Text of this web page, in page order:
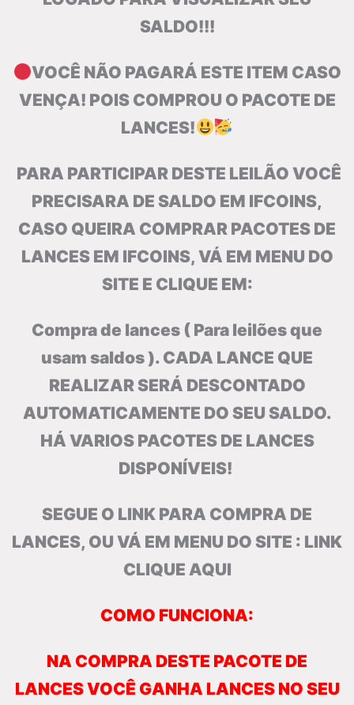
SALDO!!!
VOCÊ NÃO PAGARÁ ESTE ITEM CASO
VENÇA! POIS COMPROU O PACOTE DE
LANCES!
PARA PARTICIPAR DESTE LEILÃO VOCÊ
PRECISARA DE SALDO EM IFCOINS,
CASO QUEIRA COMPRAR PACOTES DE
LANCES EM IFCOINS, VÁ EM MENU DO
SITE E CLIQUE EM:
Compra de lances ( Para leilões que
usam saldos ). CADA LANCE QUE
REALIZAR SERÁ DESCONTADO
AUTOMATICAMENTE DO SEU SALDO.
HÁ VARIOS PACOTES DE LANCES
DISPONÍVEIS!
SEGUE O LINK PARA COMPRA DE
LANCES, OU VÁ EM MENU DO SITE : LINK
CLIQUE AQUI
COMO FUNCIONA:
NA COMPRA DESTE PACOTE DE
LANCES VOCÊ GANHA LANCES NO SEU